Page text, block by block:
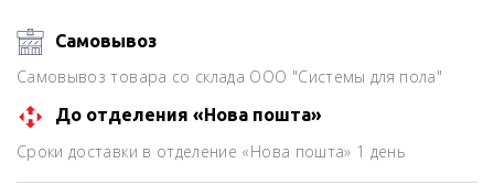
Самовывоз
Самовывоз товара со склада ООО "Системы для пола"
До отделения «Нова пошта»
Сроки доставки в отделение «Нова пошта» 1 день